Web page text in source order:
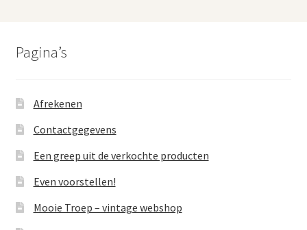
Pagina’s
Afrekenen
Contactgegevens
Een greep uit de verkochte producten
Even voorstellen!
Mooie Troep – vintage webshop